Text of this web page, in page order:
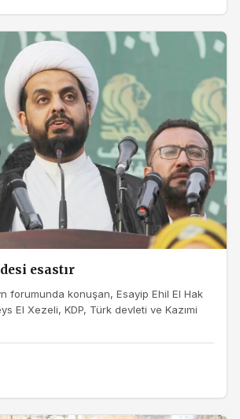
esastır
forumunda konuşan, Esayip Ehil El Hak
El Xezeli, KDP, Türk devleti ve Kazımi